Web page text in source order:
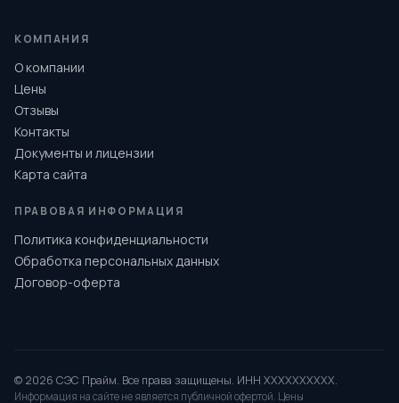
КОМПАНИЯ
О компании
Цены
Отзывы
Контакты
Документы и лицензии
Карта сайта
ПРАВОВАЯ ИНФОРМАЦИЯ
Политика конфиденциальности
Обработка персональных данных
Договор-оферта
© 2026 СЭС Прайм. Все права защищены. ИНН XXXXXXXXXX.
Информация на сайте не является публичной офертой. Цены